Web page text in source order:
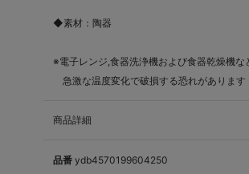
◆素材：陶器
※電子レンジ,食器洗浄機および食器乾燥機
急激な温度変化で破損する恐れがあります
商品詳細
品番 ydb4570199604250